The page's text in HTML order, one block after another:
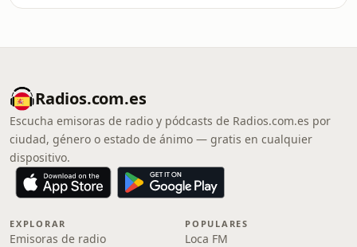
Radios.com.es
Escucha emisoras de radio y pódcasts de Radios.com.es por
ciudad, género o estado de ánimo — gratis en cualquier
dispositivo.
EXPLORAR
Emisoras de radio
POPULARES
Loca FM